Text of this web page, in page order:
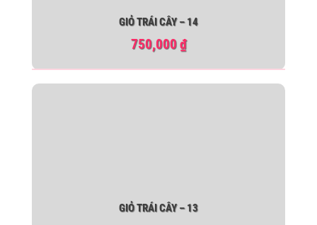
GIỎ TRÁI CÂY – 14
750,000₫
GIỎ TRÁI CÂY – 13